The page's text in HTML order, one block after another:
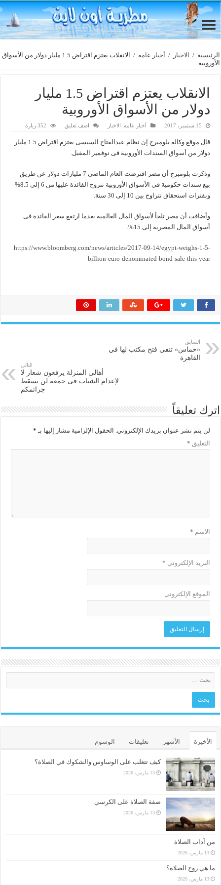
الرئيسية / الاخبار / أخبار عامه /
الانقلاب يعتزم اقتراض 1.5 مليار دولار من الأسواق
الأوروبية
الانقلاب يعتزم اقتراض 1.5 مليار
دولار من الأسواق الأوروبية
15 سبتمبر، 2017 أخبار عامه الاخبار اضف تعليق 352 زيارة
قال موقع وكالة بلومبرج إن نظام عبدالفتاح السيسى يعتزم اقتراض 1.5 مليار
دولار من أسواق السندات الأوروبية فى نوفمير المقبل.
وذكرت بلومبرج أن مصر اقترضت العام الماضى 7 مليارات دولار عن طريق
بيع سندات حكومية فى الأسواق الأوروبية تتروح الفائدة عليها من 6 إلى 8.5%
وبفترات استحقاق تتراوح بين 10 إلى 30 سنة.
وأضافت أن مصر تلجأ لأسواق المال العالمية بعدما ارتفع سعر الفائدة فى
أسواق المال المصرية إلى 15%.
https://www.bloomberg.com/news/articles/2017-09-14/egypt-weighs-1-5-
billion-euro-denominated-bond-sale-this-year
السابق
«حماس» تنفي فتح مكتب لها في
القاهرة
التالي
أهالى المنزلة يرفعون شعار لا
لإعدام الشباب فى جمعة لن تسقط
جرائمكم
اترك تعليقاً
لن يتم نشر عنوان بريدك الإلكتروني. الحقول الإلزامية مشار إليها بـ *
التعليق *
الاسم *
البريد الإلكتروني *
الموقع الإلكتروني
الأخيرة الأشهر تعليقات الوسوم
كيف تتغلب على الوساوس والشكوك في الصلاة؟
13 مارس، 2026
صفة الصلاة على الكرسي
13 مارس، 2026
من آداب الصلاة
13 مارس، 2026
ما هي روح الصلاة؟
13 مارس، 2026